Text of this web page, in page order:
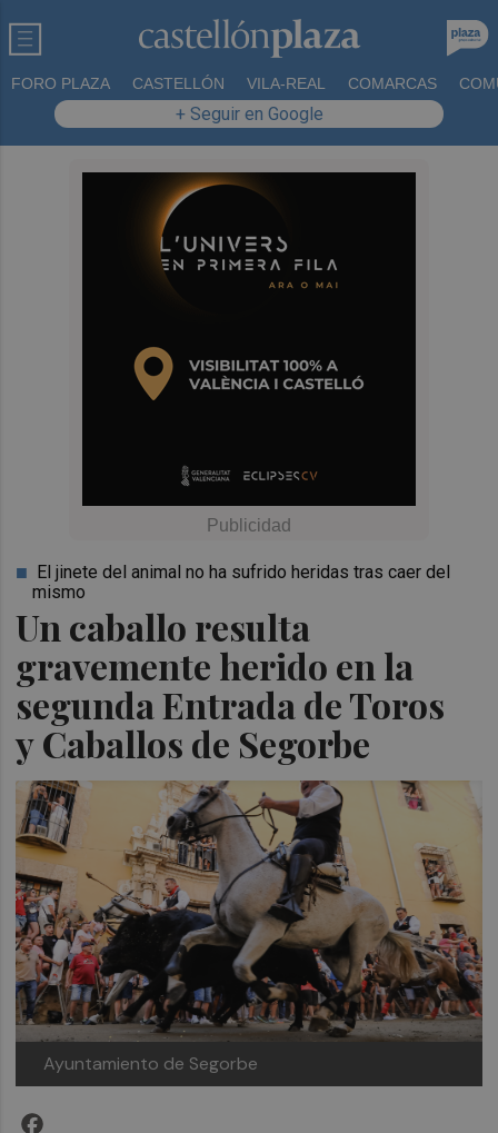
FORO PLAZA CASTELLÓN VILA-REAL COMARCAS
+ Seguir en Google
Un caballo resulta
gravemente herido en la
segunda Entrada de Toros
y Caballos de Segorbe
El jinete del animal no ha sufrido heridas tras caer del
mismo
Ayuntamiento de Segorbe